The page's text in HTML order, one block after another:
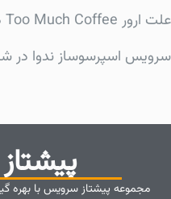
علت ارور Too Much Coffee در اسپرسوساز دلونگی
سرویس اسپرسوساز ندوا در
مجموعه پیشتاز سرویس با